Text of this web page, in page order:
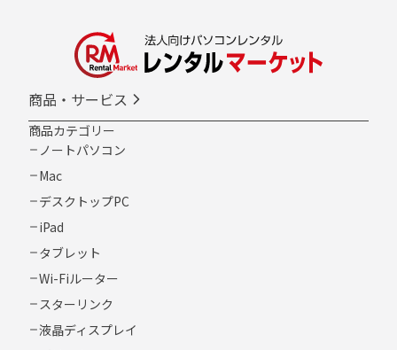
商品・サービス
商品カテゴリー
ノートパソコン
Mac
デスクトップPC
iPad
タブレット
Wi-Fiルーター
スターリンク
液晶ディスプレイ